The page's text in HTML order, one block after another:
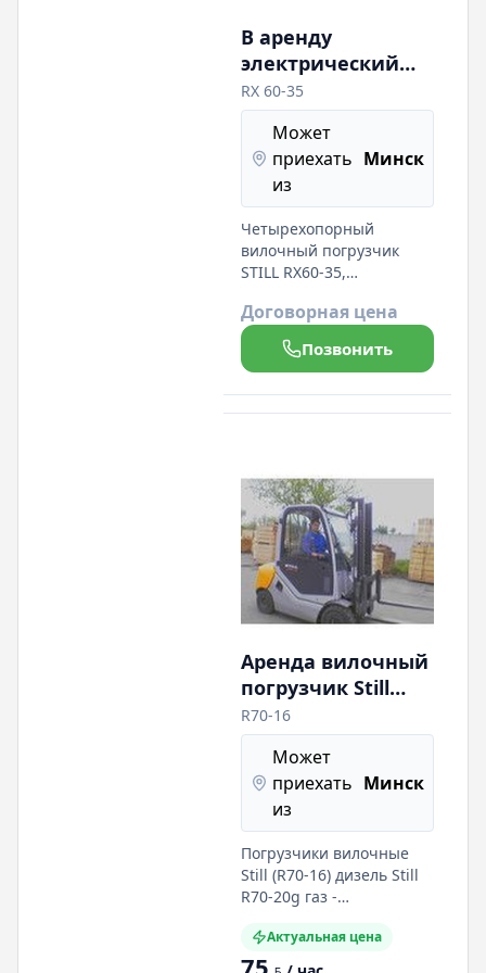
В аренду
электрический
вилочный
погрузчик Still RX
60-35, LI-ION.
Грузоподъемность
3500 кг.
RX 60-35
Может
приехать
из
Минск
Четырехопорный
вилочный погрузчик
STILL RX60-35,
небольшая наработка,
отличное состояние:
грузоподъемность 3500
(2000)мм; высота
Договорная цена
Позвонить
Аренда вилочный
погрузчик Still
R70-16 дизель, Still
R70-20g газ,
грузоподъёмность
1,6 т и 2,0 т.
R70-16
Может
приехать
из
Минск
Погрузчики вилочные
Still (R70-16) дизель Still
R70-20g газ -
(1600кг, 2000кг) - вилы -
1200 (1100) мм; - высота
Актуальная цена
75